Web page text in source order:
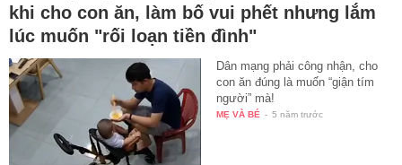
khi cho con ăn, làm bố vui phết nhưng lắm
lúc muốn "rối loạn tiền đình"
Dân mạng phải công nhận, cho
con ăn đúng là muốn “giận tím
người” mà!
MẸ VÀ BÉ - 5 năm trước